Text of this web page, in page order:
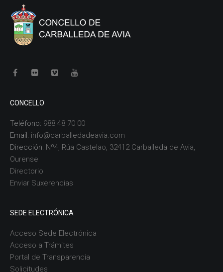
CONCELLO
Teléfono: 988 48 70 00
Email: info@carballedadeavia.com
Dirección: Nº4, Rúa Castelao, 32412 Carballeda de Avia,
Ourense
Directorio
Enviar Suxerencias
SEDE ELECTRÓNICA
Acceso Sede Electrónica
Acceso a Trámites
Portal de Transparencia
Solicitudes